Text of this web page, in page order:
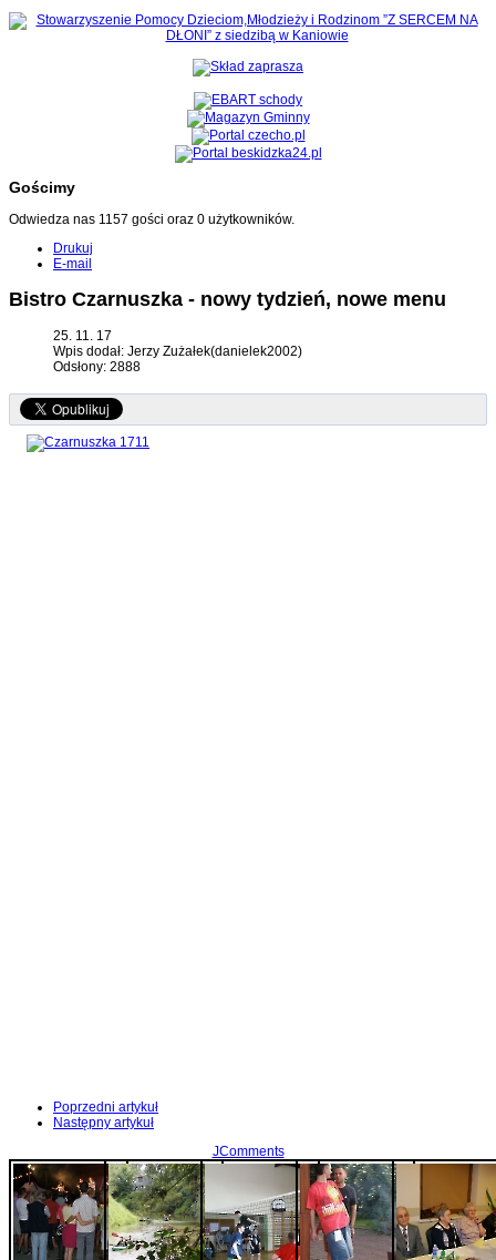
Gościmy
Odwiedza nas 1157 gości oraz 0 użytkowników.
Drukuj
E-mail
Bistro Czarnuszka - nowy tydzień, nowe menu
25. 11. 17
Wpis dodał: Jerzy Zużałek(danielek2002)
Odsłony: 2888
Poprzedni artykuł
Następny artykuł
JComments